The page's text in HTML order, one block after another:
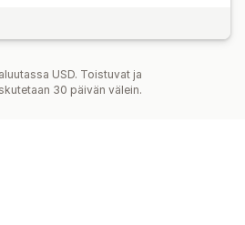
teksti
hallinnointi
USD. Toistuvat ja
30 päivän välein.